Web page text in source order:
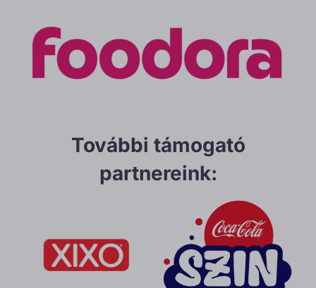
További támogató
partnereink: